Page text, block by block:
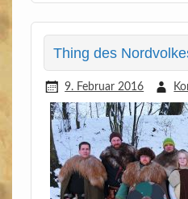
Thing des
9. Februar 2016